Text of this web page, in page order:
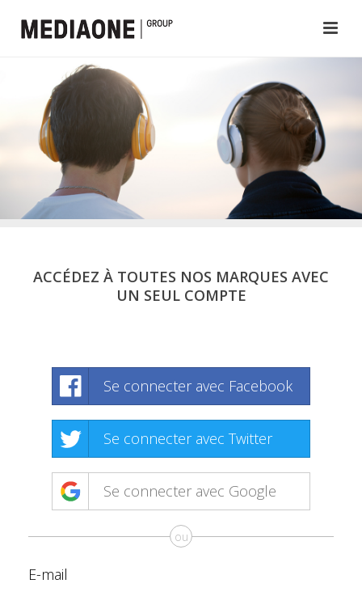
ACCÉDEZ À TOUTES NOS MARQUES AVEC
UN SEUL COMPTE
Se connecter avec Facebook
Se connecter avec Twitter
Se connecter avec Google
ou
E-mail